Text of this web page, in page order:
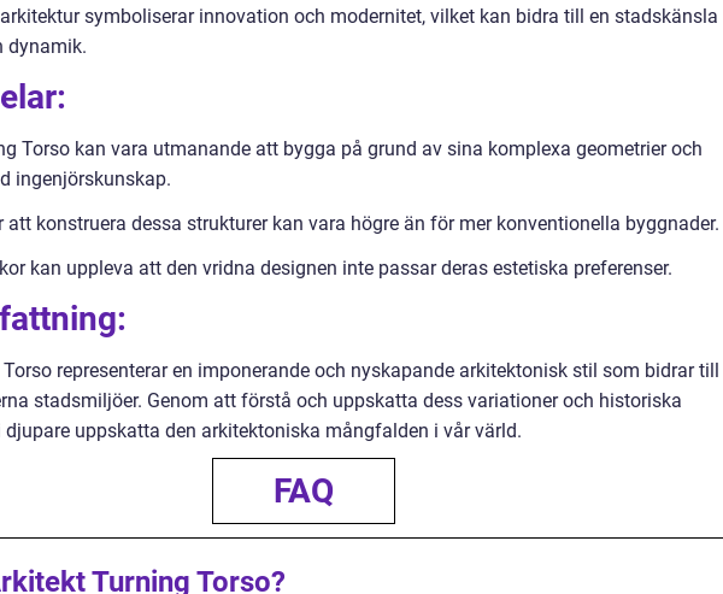
symboliserar innovation och modernitet, vilket kan bidra till en stadskänsla
dynamik.
Torso kan vara utmanande att bygga på grund av sina komplexa geometrier och
ingenjörskunskap.
konstruera dessa strukturer kan vara högre än för mer konventionella byggnader.
kan uppleva att den vridna designen inte passar deras estetiska preferenser.
representerar en imponerande och nyskapande arkitektonisk stil som bidrar till
stadsmiljöer. Genom att förstå och uppskatta dess variationer och historiska
djupare uppskatta den arkitektoniska mångfalden i vår värld.
FAQ
Turning Torso?